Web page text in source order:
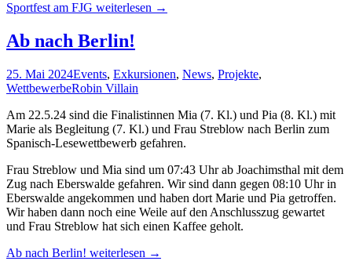
Sportfest am FJG weiterlesen →
Ab nach Berlin!
25. Mai 2024Events, Exkursionen, News, Projekte,
WettbewerbeRobin Villain
Am 22.5.24 sind die Finalistinnen Mia (7. Kl.) und Pia (8. Kl.) mit
Marie als Begleitung (7. Kl.) und Frau Streblow nach Berlin zum
Spanisch-Lesewettbewerb gefahren.
Frau Streblow und Mia sind um 07:43 Uhr ab Joachimsthal mit dem
Zug nach Eberswalde gefahren. Wir sind dann gegen 08:10 Uhr in
Eberswalde angekommen und haben dort Marie und Pia getroffen.
Wir haben dann noch eine Weile auf den Anschlusszug gewartet
und Frau Streblow hat sich einen Kaffee geholt.
Ab nach Berlin! weiterlesen →